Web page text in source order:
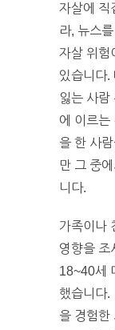
자살에 직
라, 뉴스
자살 위험
있습니다.
잃는 사람
에 이르는
을 한 사
만 그 중
니다.
가족이나
영향을 조
18~40세
했습니다.
을 경험한